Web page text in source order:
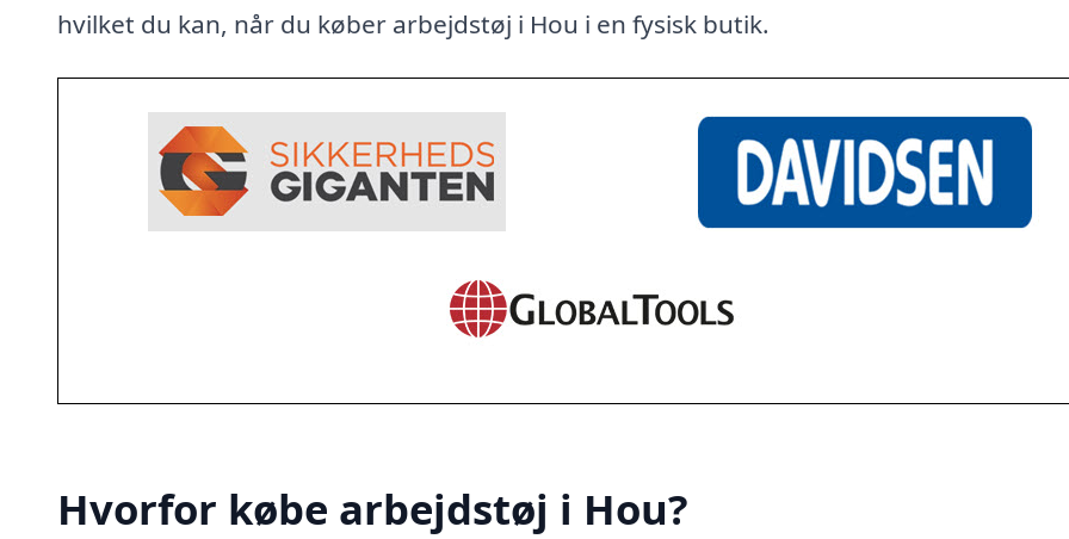
hvilket du kan, når du køber arbejdstøj i Hou i en fysisk butik.
Hvorfor købe arbejdstøj i Hou?